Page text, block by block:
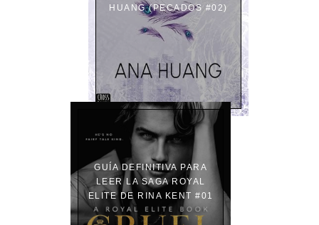
HUANG (PECADOS #02)
GUÍA DEFINITIVA PARA
LEER LA SAGA ROYAL
ELITE DE RINA KENT #01